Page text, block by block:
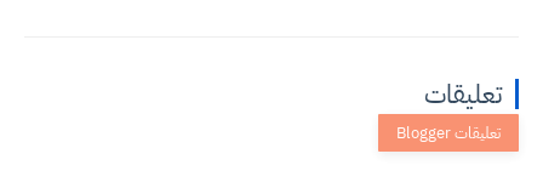
تعليقات